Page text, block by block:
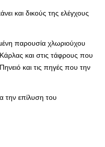
και δικούς της ελέγχους
παρουσία χλωριούχου
και στις τάφρους που
και τις πηγές που την
την επίλυση του